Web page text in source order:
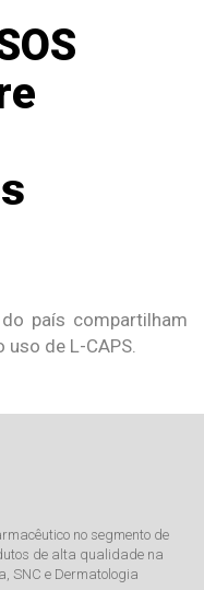
país compartilham
de L-CAPS.
no segmento de
de alta qualidade na
SNC e Dermatologia